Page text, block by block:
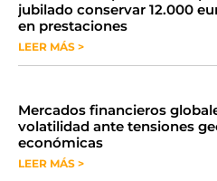
jubilado conservar 12.000
en prestaciones
LEER MÁS >
Mercados financieros
volatilidad ante tensiones
económicas
LEER MÁS >